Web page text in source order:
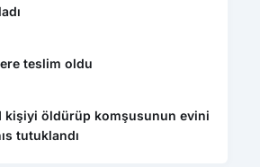
teslim oldu
kişiyi öldürüp komşusunun evini
tutuklandı